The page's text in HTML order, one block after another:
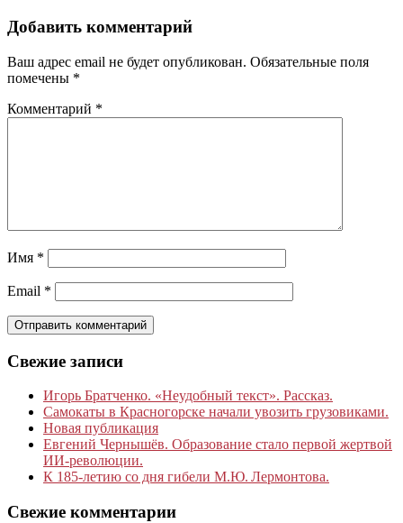
Добавить комментарий
Ваш адрес email не будет опубликован. Обязательные поля
помечены *
Комментарий *
Имя *
Email *
Свежие записи
Игорь Братченко. «Неудобный текст». Рассказ.
Самокаты в Красногорске начали увозить грузовиками.
Новая публикация
Евгений Чернышёв. Образование стало первой жертвой
ИИ-революции.
К 185‑летию со дня гибели М.Ю. Лермонтова.
Свежие комментарии